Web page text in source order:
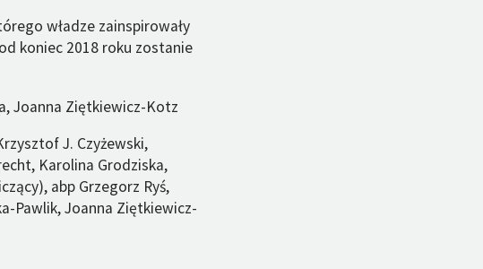
władze zainspirowały
koniec 2018 roku zostanie
Joanna Ziętkiewicz-Kotz
J. Czyżewski,
Karolina Grodziska,
abp Grzegorz Ryś,
Pawlik, Joanna Ziętkiewicz-